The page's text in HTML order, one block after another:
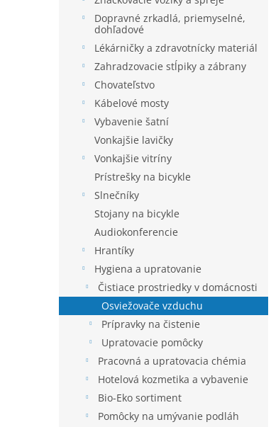
Dopravné zrkadlá, priemyselné,
dohľadové
Lékárničky a zdravotnícky materiál
Zahradzovacie stĺpiky a zábrany
Chovateľstvo
Kábelové mosty
Vybavenie šatní
Vonkajšie lavičky
Vonkajšie vitríny
Prístrešky na bicykle
Slnečníky
Stojany na bicykle
Audiokonferencie
Hrantíky
Hygiena a upratovanie
Čistiace prostriedky v domácnosti
Osviežovače vzduchu
Prípravky na čistenie
Upratovacie pomôcky
Pracovná a upratovacia chémia
Hotelová kozmetika a vybavenie
Bio-Eko sortiment
Pomôcky na umývanie podláh